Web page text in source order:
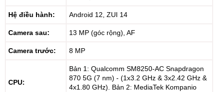
Hệ điều hành: Android 12, ZUI 14
Camera sau: 13 MP (góc rộng), AF
Camera trước: 8 MP
CPU:
Bản 1: Qualcomm SM8250-AC Snapdragon
870 5G (7 nm) - (1x3.2 GHz & 3x2.42 GHz &
4x1.80 GHz). Bản 2: MediaTek Kompanio